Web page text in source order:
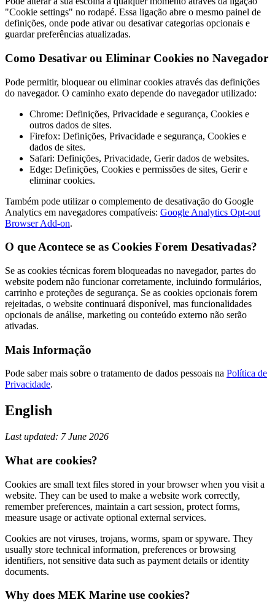
"Cookie settings" no rodapé. Essa ligação abre o mesmo painel de
definições, onde pode ativar ou desativar categorias opcionais e
guardar preferências atualizadas.
Como Desativar ou Eliminar Cookies no Navegador
Pode permitir, bloquear ou eliminar cookies através das definições
do navegador. O caminho exato depende do navegador utilizado:
Chrome: Definições, Privacidade e segurança, Cookies e
outros dados de sites.
Firefox: Definições, Privacidade e segurança, Cookies e
dados de sites.
Safari: Definições, Privacidade, Gerir dados de websites.
Edge: Definições, Cookies e permissões de sites, Gerir e
eliminar cookies.
Também pode utilizar o complemento de desativação do Google
Analytics em navegadores compatíveis: Google Analytics Opt-out
Browser Add-on.
O que Acontece se as Cookies Forem Desativadas?
Se as cookies técnicas forem bloqueadas no navegador, partes do
website podem não funcionar corretamente, incluindo formulários,
carrinho e proteções de segurança. Se as cookies opcionais forem
rejeitadas, o website continuará disponível, mas funcionalidades
opcionais de análise, marketing ou conteúdo externo não serão
ativadas.
Mais Informação
Pode saber mais sobre o tratamento de dados pessoais na Política de
Privacidade.
English
Last updated: 7 June 2026
What are cookies?
Cookies are small text files stored in your browser when you visit a
website. They can be used to make a website work correctly,
remember preferences, maintain a cart session, protect forms,
measure usage or activate optional external services.
Cookies are not viruses, trojans, worms, spam or spyware. They
usually store technical information, preferences or browsing
identifiers, not sensitive data such as payment details or identity
documents.
Why does MEK Marine use cookies?